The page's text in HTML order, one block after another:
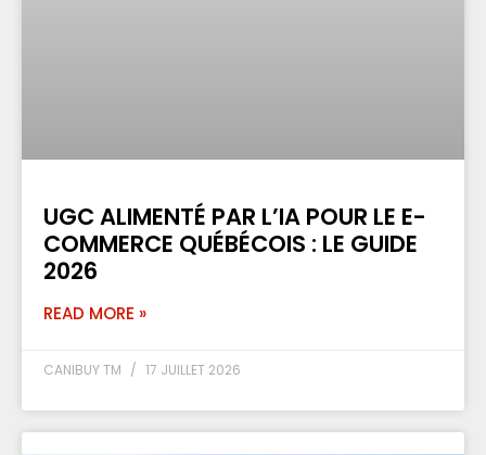
UGC ALIMENTÉ PAR L’IA POUR LE E-
COMMERCE QUÉBÉCOIS : LE GUIDE
2026
READ MORE »
CANIBUY TM 17 JUILLET 2026